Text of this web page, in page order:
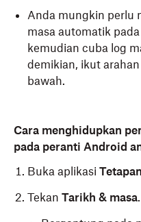
Anda mungkin perlu
masa automatik
kemudian cuba log
demikian, ikut
bawah.
Cara menghidupkan
pada peranti Android
Buka aplikasi Tetapan
Tekan Tarikh & masa.